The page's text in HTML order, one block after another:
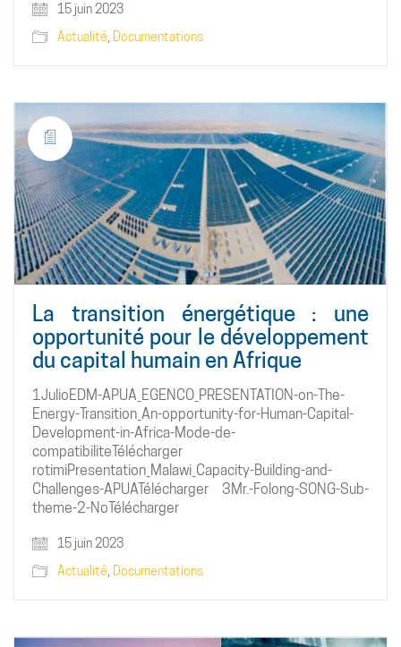
15 juin 2023
Actualité
Documentations
La transition énergétique : une
opportunité pour le développement
du capital humain en Afrique
1JulioEDM-APUA_EGENCO_PRESENTATION-on-The-
Energy-Transition_An-opportunity-for-Human-Capital-
Development-in-Africa-Mode-de-
compatibiliteTélécharger
rotimiPresentation_Malawi_Capacity-Building-and-
Challenges-APUATélécharger 3Mr.-Folong-SONG-Sub-
theme-2-NoTélécharger
15 juin 2023
Actualité
Documentations